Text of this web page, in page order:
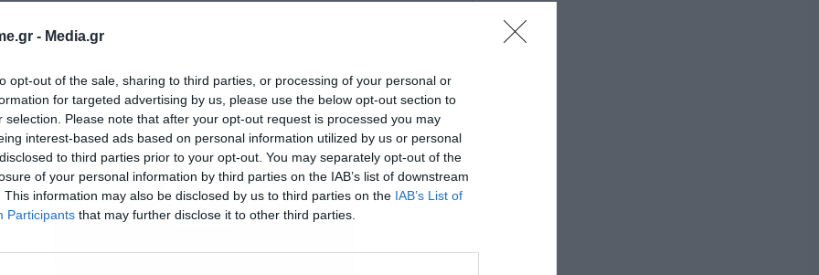
- Media.gr
opt-out of the sale, sharing to third parties, or processing of your personal or
for targeted advertising by us, please use the below opt-out section to
selection. Please note that after your opt-out request is processed you may
interest-based ads based on personal information utilized by us or personal
to third parties prior to your opt-out. You may separately opt-out of the
of your personal information by third parties on the IAB’s list of downstream
This information may also be disclosed by us to third parties on the IAB’s List of
Participants that may further disclose it to other third parties.